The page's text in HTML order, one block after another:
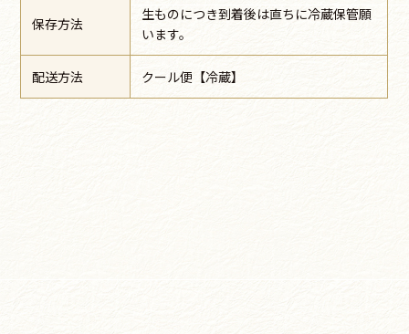
保存方法
生ものにつき到着後は直ちに冷蔵保管願
います。
配送方法 クール便【冷蔵】